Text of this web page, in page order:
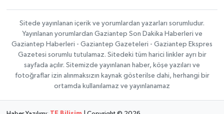
Sitede yayınlanan içerik ve yorumlardan yazarları sorumludur.
Yayınlanan yorumlardan Gaziantep Son Dakika Haberleri ve
Gaziantep Haberleri - Gaziantep Gazeteleri - Gaziantep Ekspres
Gazetesi sorumlu tutulamaz. Sitedeki tüm harici linkler ayrı bir
sayfada açılır. Sitemizde yayınlanan haber, köşe yazıları ve
fotoğraflar izin alınmaksızın kaynak gösterilse dahi, herhangi bir
ortamda kullanılamaz ve yayınlanamaz